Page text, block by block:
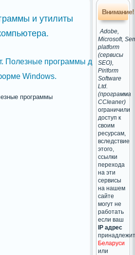
и утилиты
Полезные программы для ПК на
Windows.
Внимание!
Adobe,
Microsoft,
platform
(сервисы
SEO),
Piriform
Software
Ltd.
(программа
CCleaner)
ограничили
доступ к
своим
ресурсам,
вследствие
этого,
ссылки
перехода
на эти
сервисы
на нашем
сайте
могут не
работать
если ваш
IP адрес
Беларуси
или